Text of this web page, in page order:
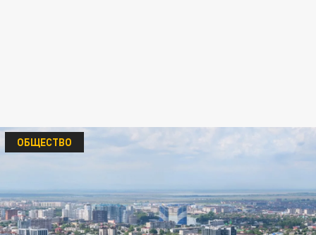
ОБЩЕСТВО